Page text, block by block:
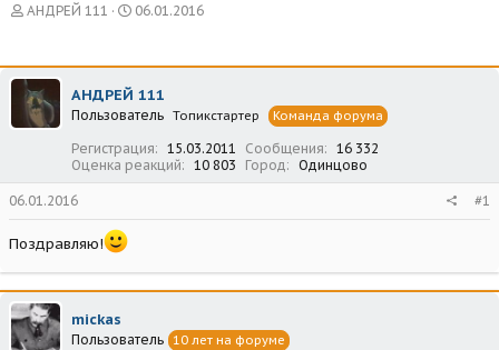
А
о
р
т
е
АНДРЕЙ 111
Д
а
а
ч
л
а
06.01.2016
АНДРЕЙ 111
Пользователь Топикстартер Команда форума
Регистрация 15.03.2011 Сообщения
16 332
Оценка реакций
10 803 Город Одинцово
06.01.2016 #1
Поздравляю!
mickas
Пользователь 10 лет на форуме